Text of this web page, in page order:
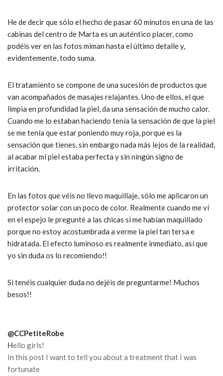
He de decir que sólo el hecho de pasar 60 minutos en una de las
cabinas del centro de Marta es un auténtico placer, como
podéis ver en las fotos miman hasta el último detalle y,
evidentemente, todo suma.
El tratamiento se compone de una sucesión de productos que
van acompañados de masajes relajantes. Uno de ellos, el que
limpia en profundidad la piel, da una sensación de mucho calor.
Cuando me lo estaban haciendo tenía la sensación de que la piel
se me tenía que estar poniendo muy roja, porque es la
sensación que tienes, sin embargo nada más lejos de la realidad,
al acabar mi piel estaba perfecta y sin ningún signo de
irritación.
En las fotos que véis no llevo maquillaje, sólo me aplicaron un
protector solar con un poco de color. Realmente cuando me ví
en el espejo le pregunté a las chicas si me habían maquillado
porque no estoy acostumbrada a verme la piel tan tersa e
hidratada. El efecto luminoso es realmente inmediato, así que
yo sin duda os lo recomiendo!!
Si tenéis cualquier duda no dejéis de preguntarme! Muchos
besos!!
@CCPetiteRobe
Hello girls!
In this post I want to tell you about a treatment that I was
fortunate